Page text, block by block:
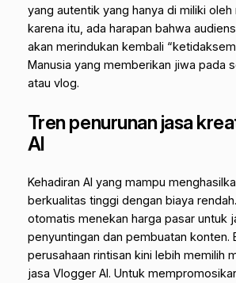
yang autentik yang hanya di miliki oleh
karena itu, ada harapan bahwa
akan merindukan kembali
Manusia yang memberikan jiwa pada
atau vlog.
Tren penurunan jasa
AI
Kehadiran AI yang mampu
berkualitas tinggi dengan biaya
otomatis menekan harga pasar untuk
penyuntingan dan pembuatan konten.
perusahaan rintisan kini lebih memilih
jasa Vlogger AI. Untuk